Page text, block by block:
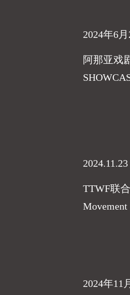
2024年6
阿那亚戏
TTWF联
2024年11